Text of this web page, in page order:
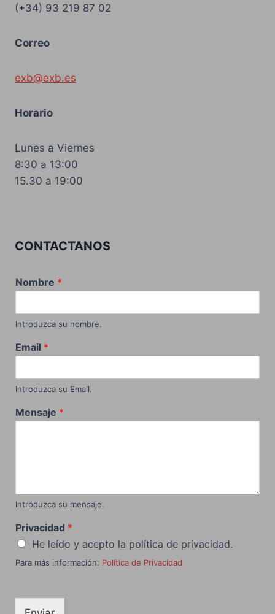
(+34) 93 219 87 02
Correo
exb@exb.es
Horario
Lunes a Viernes
8:30 a 13:00
15.30 a 19:00
CONTACTANOS
Nombre *
Introduzca su nombre.
Email *
Introduzca su Email.
Mensaje *
Introduzca su mensaje.
Privacidad *
He leído y acepto la política de privacidad.
Para más información: Política de Privacidad